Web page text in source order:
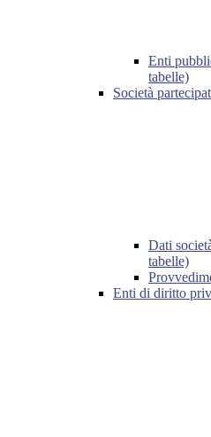
Enti
tabelle)
Società
Dati
tabelle)
Enti di diritto